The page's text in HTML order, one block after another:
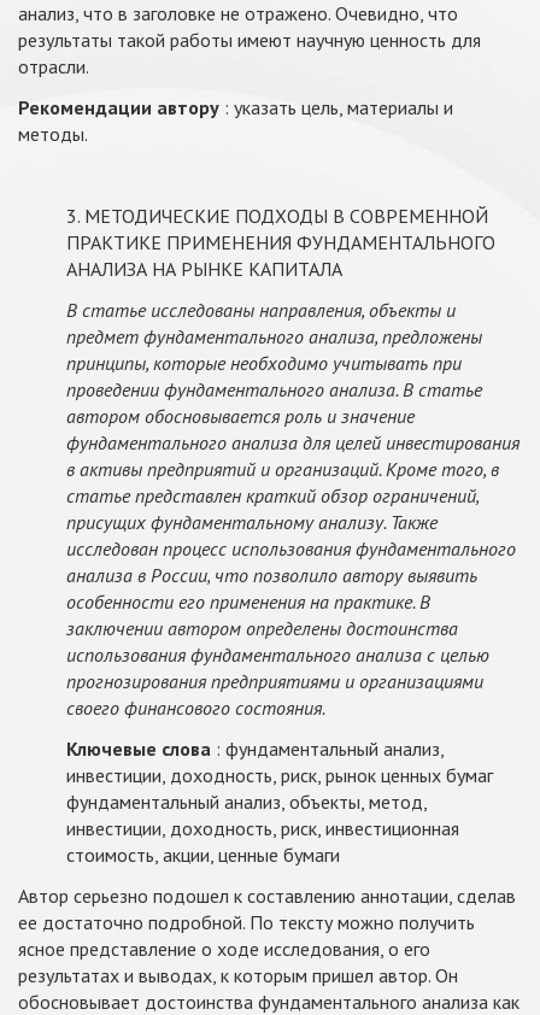
анализ, что в заголовке не отражено. Очевидно, что
результаты такой работы имеют научную ценность для
отрасли.
Рекомендации автору : указать цель, материалы и
методы.
3. МЕТОДИЧЕСКИЕ ПОДХОДЫ В СОВРЕМЕННОЙ
ПРАКТИКЕ ПРИМЕНЕНИЯ ФУНДАМЕНТАЛЬНОГО
АНАЛИЗА НА РЫНКЕ КАПИТАЛА
В статье исследованы направления, объекты и
предмет фундаментального анализа, предложены
принципы, которые необходимо учитывать при
проведении фундаментального анализа. В статье
автором обосновывается роль и значение
фундаментального анализа для целей инвестирования
в активы предприятий и организаций. Кроме того, в
статье представлен краткий обзор ограничений,
присущих фундаментальному анализу. Также
исследован процесс использования фундаментального
анализа в России, что позволило автору выявить
особенности его применения на практике. В
заключении автором определены достоинства
использования фундаментального анализа с целью
прогнозирования предприятиями и организациями
своего финансового состояния.
Ключевые слова : фундаментальный анализ,
инвестиции, доходность, риск, рынок ценных бумаг
фундаментальный анализ, объекты, метод,
инвестиции, доходность, риск, инвестиционная
стоимость, акции, ценные бумаги
Автор серьезно подошел к составлению аннотации, сделав
ее достаточно подробной. По тексту можно получить
ясное представление о ходе исследования, о его
результатах и выводах, к которым пришел автор. Он
обосновывает достоинства фундаментального анализа как